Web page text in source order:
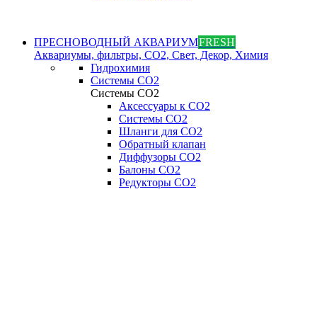
ПРЕСНОВОДНЫЙ АКВАРИУМFRESH
Аквариумы, фильтры, СО2, Свет, Декор, Химия
Гидрохимия
Системы СО2
Системы СО2
Аксессуары к СО2
Системы СО2
Шланги для CO2
Обратный клапан
Диффузоры СO2
Балоны CO2
Редукторы CO2